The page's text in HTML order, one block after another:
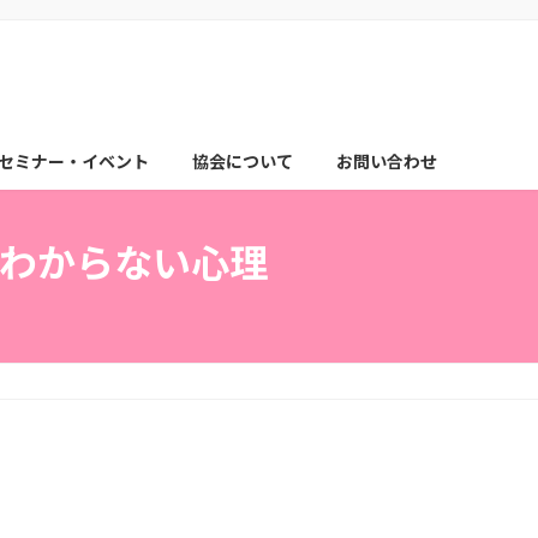
ミナー・イベント 協会について お問い合わせ
からない心理